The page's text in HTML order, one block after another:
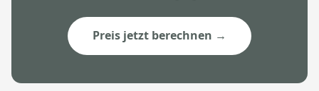
Preis jetzt berechnen →